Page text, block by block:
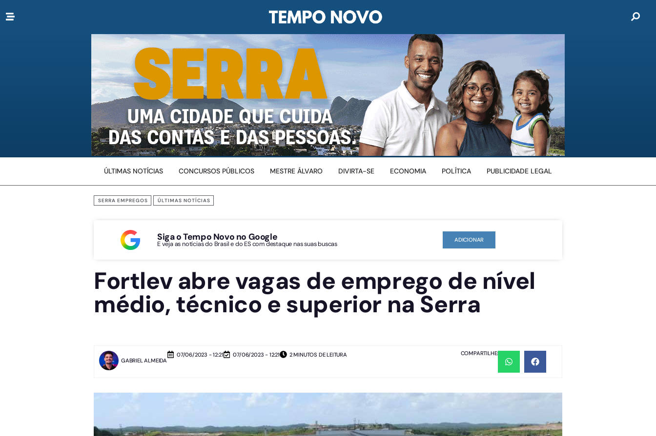
ÚLTIMAS NOTÍCIAS CONCURSOS PÚBLICOS MESTRE ÁLVARO DIVIRTA-SE ECONOMIA POLÍTICA PUBLICIDADE LEGAL
SERRA EMPREGOS ÚLTIMAS NOTÍCIAS
Siga o Tempo Novo no Google
E veja as notícias do Brasil e do ES com destaque nas suas buscas ADICIONAR
Fortlev abre vagas de emprego de nível
médio, técnico e superior na Serra
GABRIEL ALMEIDA
07/06/2023 - 12:21 07/06/2023 - 12:21 2 MINUTOS DE LEITURA COMPARTILHE: